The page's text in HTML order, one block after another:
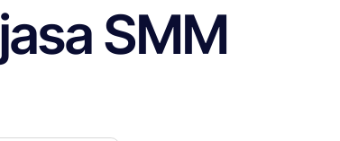
jasa SMM